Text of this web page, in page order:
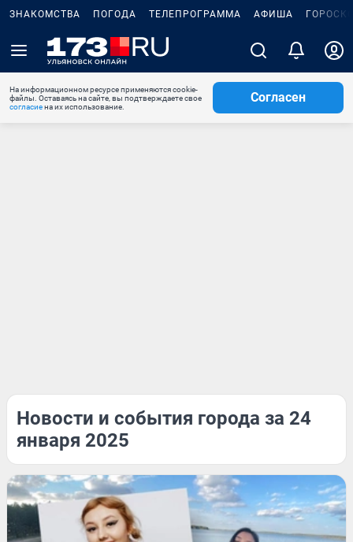
ЗНАКОМСТВА ПОГОДА ТЕЛЕПРОГРАММА АФИША
На информационном ресурсе применяются cookie-
файлы. Оставаясь на сайте, вы подтверждаете свое
согласиена их использование.
Согласен
Новости и события города за 24
января 2025